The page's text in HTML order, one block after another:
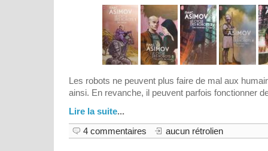
Les robots ne peuvent plus faire de mal aux
ainsi. En revanche, il peuvent parfois fonctionner
Lire la suite...
4 commentaires
aucun rétrolien